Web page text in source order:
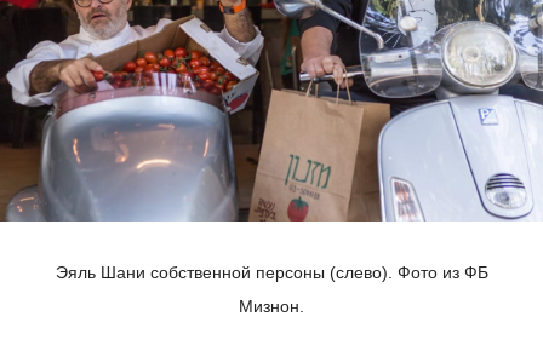
Эяль Шани собственной персоны (слево). Фото из ФБ
Мизнон.